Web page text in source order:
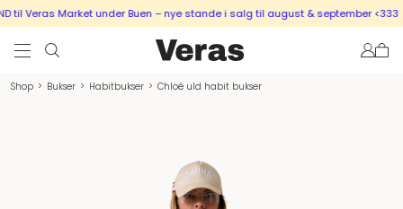
til Veras Market under Buen – nye stande i salg til august & september <333
Shop > Bukser > Habitbukser > Chloé uld habit bukser